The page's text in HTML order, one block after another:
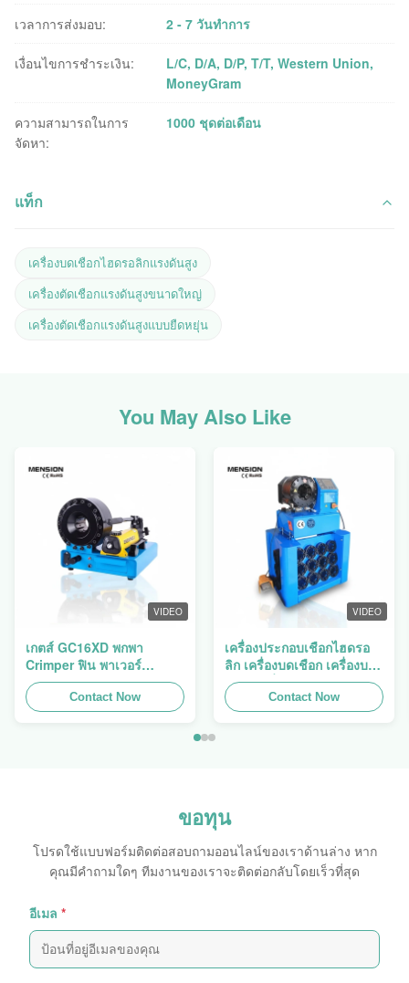
เวลาการส่งมอบ: 2 - 7 วันทำการ
เงื่อนไขการชำระเงิน:
L/C, D/A, D/P, T/T, Western Union,
MoneyGram
ความสามารถในการ
จัดหา:
1000 ชุดต่อเดือน
แท็ก
เครื่องบดเชือกไฮดรอลิกแรงดันสูง
เครื่องตัดเชือกแรงดันสูงขนาดใหญ่
เครื่องตัดเชือกแรงดันสูงแบบยืดหยุ่น
You May Also Like
VIDEO
เกตส์ GC16XD พกพา
Crimper ฟิน พาเวอร์
P16HP คู่มือไฮดรอลิกเคเบิล
Crimper สําหรับขาย
Contact Now
VIDEO
เครื่องประกอบเชือกไฮดรอ
ลิก เครื่องบดเชือก เครื่องบด
เชือก เครื่องบดเชือก Finn
Power Swager
Contact Now
ขอทุน
โปรดใช้แบบฟอร์มติดต่อสอบถามออนไลน์ของเราด้านล่าง หาก
คุณมีคำถามใดๆ ทีมงานของเราจะติดต่อกลับโดยเร็วที่สุด
อีเมล *